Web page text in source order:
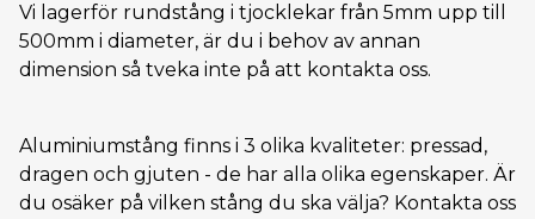
Vi lagerför rundstång i tjocklekar från 5mm upp till
500mm i diameter, är du i behov av annan
dimension så tveka inte på att kontakta oss.
Aluminiumstång finns i 3 olika kvaliteter: pressad,
dragen och gjuten - de har alla olika egenskaper. Är
du osäker på vilken stång du ska välja? Kontakta oss